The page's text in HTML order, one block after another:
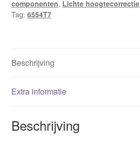
hoeveelheid
componenten, Lichte hoogtecorrectie
Tag: 6554T7
Beschrijving
Extra informatie
Beschrijving